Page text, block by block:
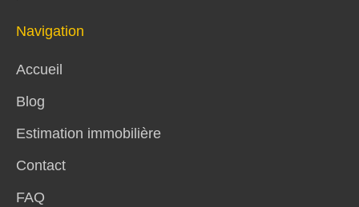
Navigation
Accueil
Blog
Estimation immobilière
Contact
FAQ